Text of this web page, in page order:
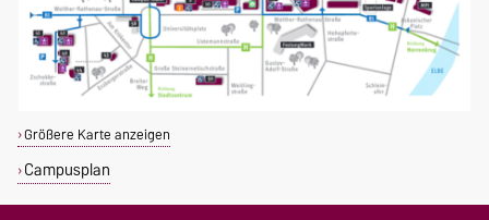
Größere Karte anzeigen
Campusplan